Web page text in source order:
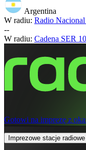
Argentina
W radiu: Radio
--
W radiu: Cadena SER
Gotowi na imprezę z
Imprezowe stacje radiowe